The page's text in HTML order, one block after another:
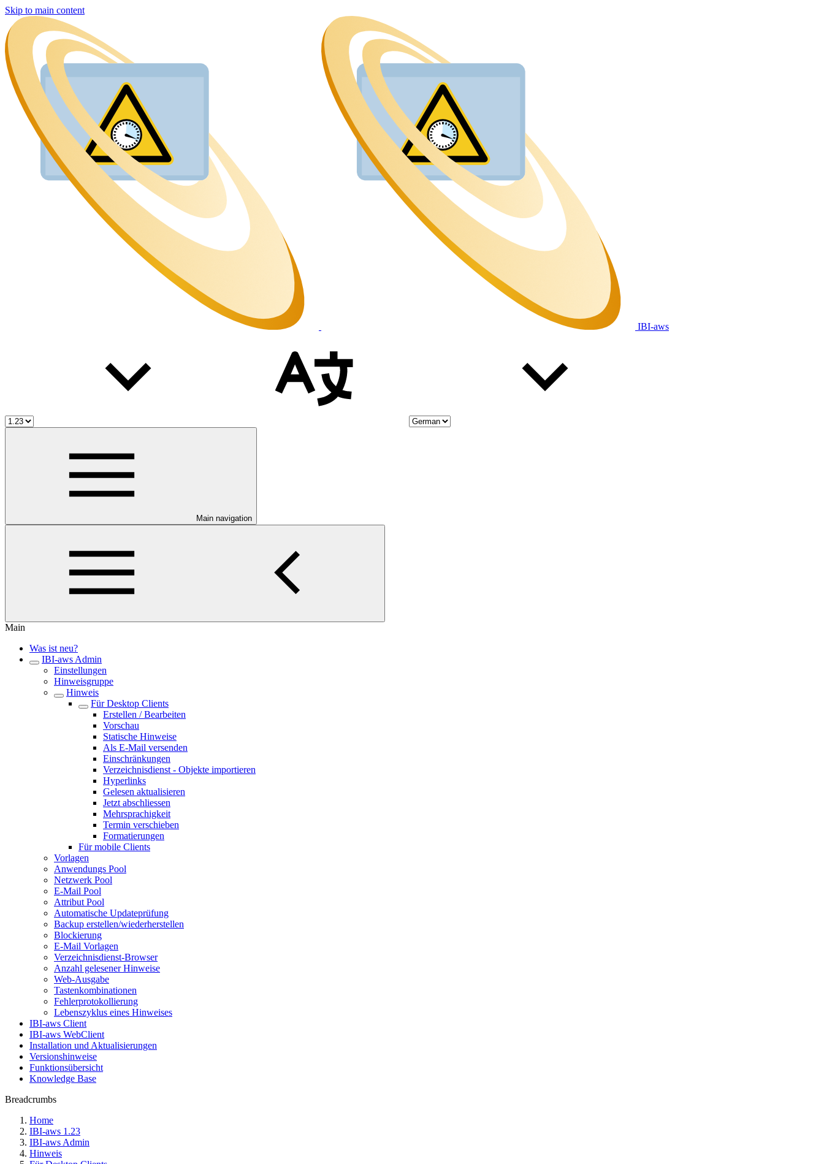
Skip to main content
IBI-aws
Main navigation
Main
Was ist neu?
IBI-aws Admin
Einstellungen
Hinweisgruppe
Hinweis
Für Desktop Clients
Erstellen / Bearbeiten
Vorschau
Statische Hinweise
Als E-Mail versenden
Einschränkungen
Verzeichnisdienst - Objekte importieren
Hyperlinks
Gelesen aktualisieren
Jetzt abschliessen
Mehrsprachigkeit
Termin verschieben
Formatierungen
Für mobile Clients
Vorlagen
Anwendungs Pool
Netzwerk Pool
E-Mail Pool
Attribut Pool
Automatische Updateprüfung
Backup erstellen/wiederherstellen
Blockierung
E-Mail Vorlagen
Verzeichnisdienst-Browser
Anzahl gelesener Hinweise
Web-Ausgabe
Tastenkombinationen
Fehlerprotokollierung
Lebenszyklus eines Hinweises
IBI-aws Client
IBI-aws WebClient
Installation und Aktualisierungen
Versionshinweise
Funktionsübersicht
Knowledge Base
Breadcrumbs
Home
IBI-aws 1.23
IBI-aws Admin
Hinweis